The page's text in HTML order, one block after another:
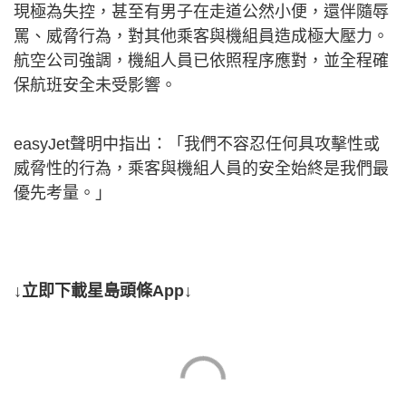
現極為失控，甚至有男子在走道公然小便，還伴隨辱
罵、威脅行為，對其他乘客與機組員造成極大壓力。
航空公司強調，機組人員已依照程序應對，並全程確
保航班安全未受影響。
easyJet聲明中指出：「我們不容忍任何具攻擊性或
威脅性的行為，乘客與機組人員的安全始終是我們最
優先考量。」
↓立即下載星島頭條App↓